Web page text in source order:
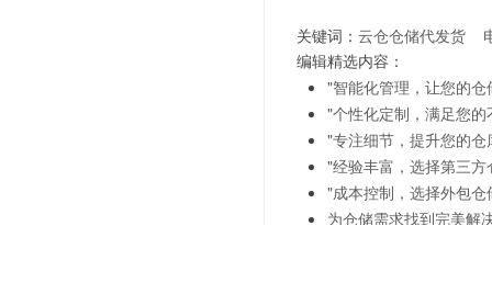
关键词： 云仓仓储代发货
编辑精选内容：
"智能化管理，让您的
"个性化定制，满足您
"专注细节，提升您的仓
"经验丰富，选择第三
"成本控制，选择外包
为仓储需求找到完美解